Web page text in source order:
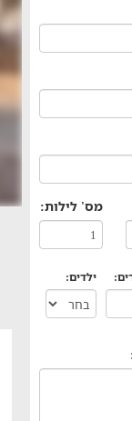
מס' לילות:
ילדים: